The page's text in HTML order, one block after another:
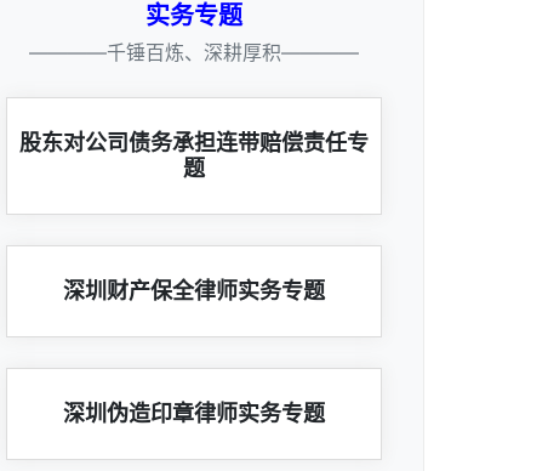
实务专题
————千锤百炼、深耕厚积————
股东对公司债务承担连带赔偿责任专
题
深圳财产保全律师实务专题
深圳伪造印章律师实务专题